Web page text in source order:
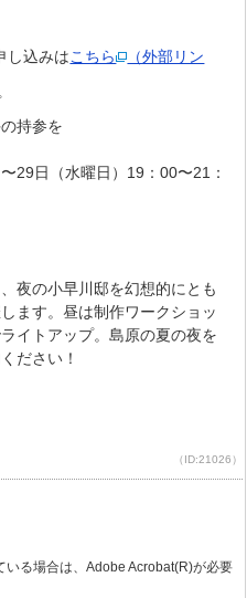
込みはこちら
（外部リン
の持参を
29日（水曜日）19：00〜21：
夜の小早川邸を幻想的にとも
ます。昼は制作ワークショッ
イトアップ。島原の夏の夜を
ださい！
（ID:21026）
る場合は、Adobe Acrobat(R)が必要